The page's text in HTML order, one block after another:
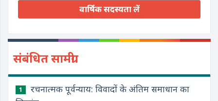
वार्षिक सदस्यता लें
संबंधित सामग्री
1
रचनात्मक पूर्वन्याय: विवादों के अंतिम समाधान का